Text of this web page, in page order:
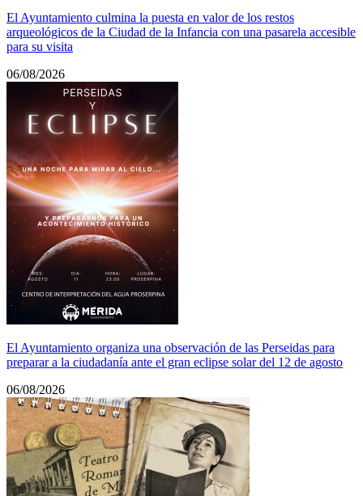
El Ayuntamiento culmina la puesta en valor de los restos
arqueológicos de la Ciudad de la Infancia con una pasarela accesible
para su visita
06/08/2026
El Ayuntamiento organiza una observación de las Perseidas para
preparar a la ciudadanía ante el gran eclipse solar del 12 de agosto
06/08/2026